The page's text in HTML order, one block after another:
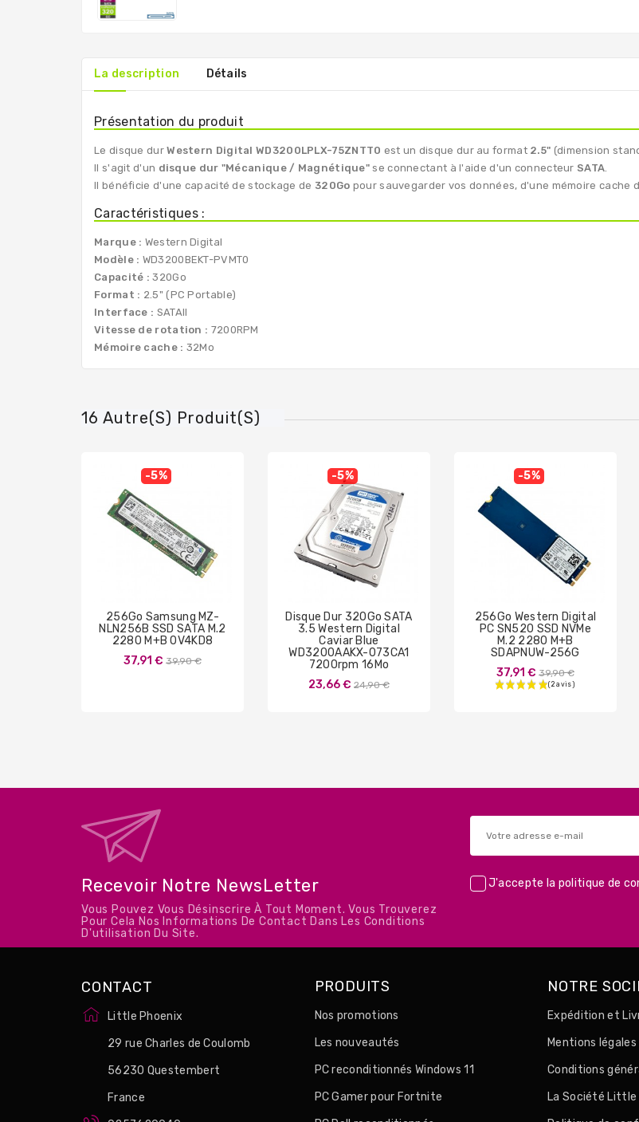
La description Détails
Présentation du produit
Le disque durWestern Digital WD3200LPLX-75ZNTT0 est un disque dur au format 2.5" (dimension
Il s'agit d'un disque dur "Mécanique / Magnétique" se connectant à l'aide d'un connecteur SATA
Il bénéficie d'une capacité de stockage de 320Go pour sauvegarder vos données, d'une mémoire cache
Caractéristiques :
Marque : Western Digital
Modèle : WD3200BEKT-PVMT0
Capacité : 320Go
Format : 2.5" (PC Portable)
Interface : SATAII
Vitesse de rotation : 7200RPM
Mémoire cache : 32Mo
16 Autre(s) Produit(s)
-5%
256Go Samsung MZ-
NLN256B SSD SATA M.2
2280 M+B 0V4KD8
37,91 € Prix
39,90 €
-5%
Disque Dur 320Go SATA
3.5 Western Digital
Caviar Blue
WD3200AAKX-073CA1
7200rpm 16Mo
23,66 € Prix
24,90 €
-5%
256Go Western Digital
PC SN520 SSD NVMe
M.2 2280 M+B
SDAPNUW-256G
37,91 € Prix
de
39,90 €
Recevoir Notre NewsLetter
Vous Pouvez Vous Désinscrire À Tout Moment. Vous Trouverez
Pour Cela Nos Informations De Contact Dans Les Conditions
D'utilisation Du Site.
J'accepte la politique de
CONTACT
Little Phoenix
29 rue Charles de Coulomb
56230 Questembert
France
PRODUITS
Nos promotions
Les nouveautés
PC reconditionnés Windows 11
PC Gamer pour Fortnite
NOTRE
Expédition et
Mentions légales
Conditions
La Société Little